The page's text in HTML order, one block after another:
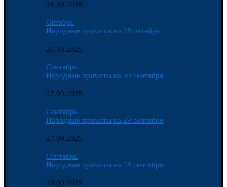
28.10.2025
Октябрь
Народные приметы на 28 октября
27.10.2025
Сентябрь
Народные приметы на 30 сентября
27.09.2025
Сентябрь
Народные приметы на 29 сентября
27.09.2025
Сентябрь
Народные приметы на 28 сентября
23.09.2025